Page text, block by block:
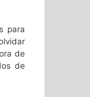
para
de
de